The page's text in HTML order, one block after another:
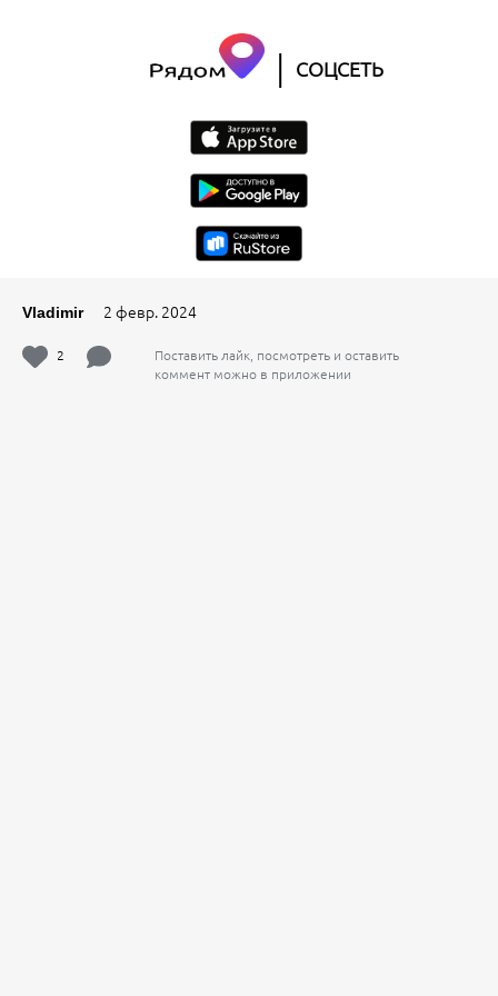
| СОЦСЕТЬ
Vladimir2 февр. 2024
2
Поставить лайк, посмотреть и оставить
коммент можно в приложении